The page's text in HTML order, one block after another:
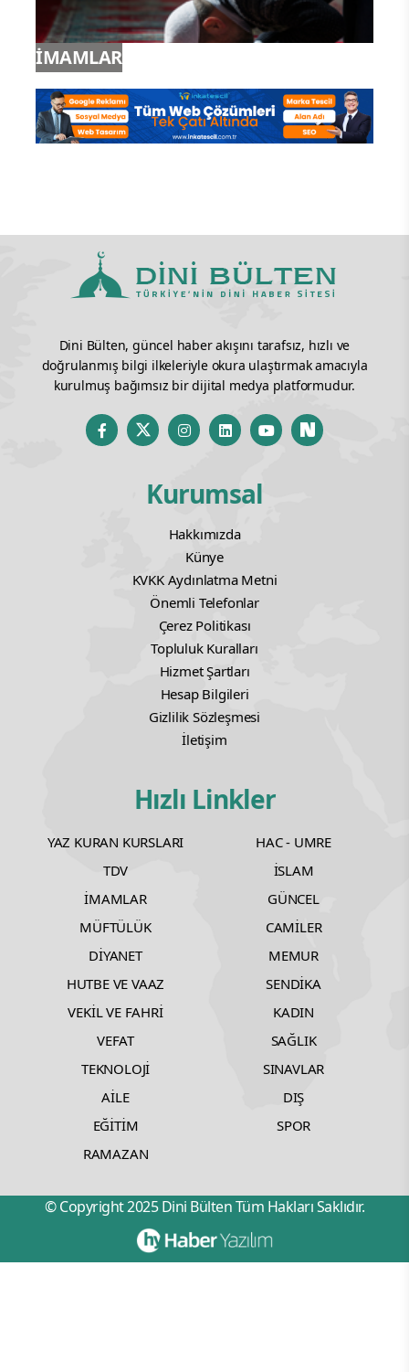
İMAMLAR
Dini Bülten, güncel haber akışını tarafsız, hızlı ve
doğrulanmış bilgi ilkeleriyle okura ulaştırmak amacıyla
kurulmuş bağımsız bir dijital medya platformudur.
Kurumsal
Hakkımızda
Künye
KVKK Aydınlatma Metni
Önemli Telefonlar
Çerez Politikası
Topluluk Kuralları
Hizmet Şartları
Hesap Bilgileri
Gizlilik Sözleşmesi
İletişim
Hızlı Linkler
YAZ KURAN KURSLARI
HAC - UMRE
TDV
İSLAM
İMAMLAR
GÜNCEL
MÜFTÜLÜK
CAMİLER
DİYANET
MEMUR
HUTBE VE VAAZ
SENDİKA
VEKİL VE FAHRİ
KADIN
VEFAT
SAĞLIK
TEKNOLOJİ
SINAVLAR
AİLE
DIŞ
EĞİTİM
SPOR
RAMAZAN
© Copyright 2025 Dini Bülten Tüm Hakları Saklıdır.